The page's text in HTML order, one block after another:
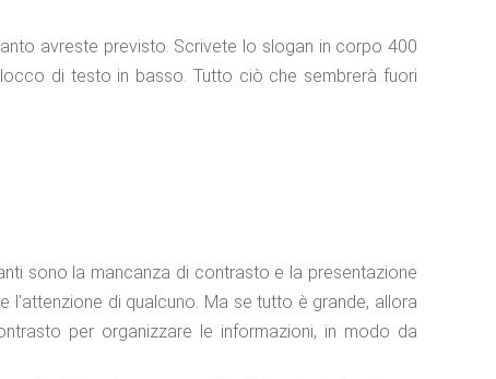
avreste previsto. Scrivete lo slogan in corpo 400
di testo in basso. Tutto ciò che sembrerà fuori
sono la mancanza di contrasto e la presentazione
l'attenzione di qualcuno. Ma se tutto è grande, allora
per organizzare le informazioni, in modo da